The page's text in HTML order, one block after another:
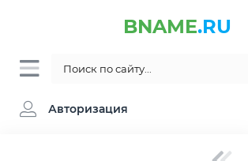
BNAME.RU
Авторизация
» Сравнение Intel Core i3-4005U